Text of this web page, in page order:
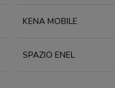
KENA MOBILE
SPAZIO ENEL